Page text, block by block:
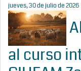
jueves, 30 de julio de 2026
al curso